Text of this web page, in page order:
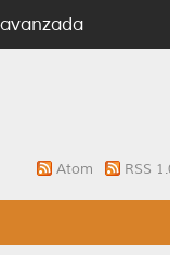
Atom RSS